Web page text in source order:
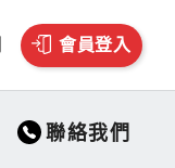
會員登入
聯絡我們